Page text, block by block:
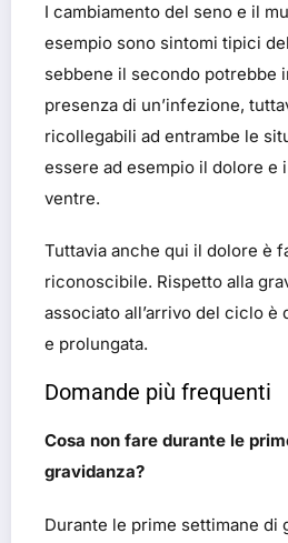
I cambiamento del seno e il
esempio sono sintomi tipici
sebbene il secondo potrebbe
presenza di un’infezione,
ricollegabili ad entrambe le
essere ad esempio il dolore e
ventre.
Tuttavia anche qui il dolore è
riconoscibile. Rispetto alla
associato all’arrivo del ciclo è
e prolungata.
Domande più frequenti
Cosa non fare durante le
gravidanza?
Durante le prime settimane di